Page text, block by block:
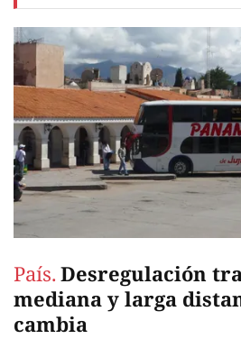
País. Desregulación
mediana y larga
cambia